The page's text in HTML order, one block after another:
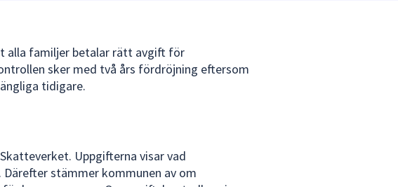
alla familjer betalar rätt avgift för
sker med två års fördröjning eftersom
tidigare.
Uppgifterna visar vad
stämmer kommunen av om